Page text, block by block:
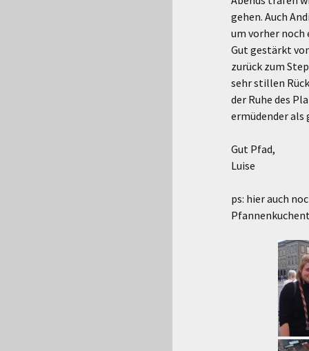
gehen. Auch
um vorher noch
Gut gestärkt
zurück zum
sehr stillen
der Ruhe des
ermüdender als
Gut Pfad,
Luise
ps: hier auch